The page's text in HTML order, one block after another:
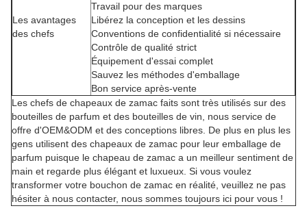
Les avantages
des chefs
Travail pour des marques
Libérez la conception et les dessins
Conventions de confidentialité si nécessaire
Contrôle de qualité strict
Équipement d'essai complet
Sauvez les méthodes d'emballage
Bon service après-vente
Les chefs de chapeaux de zamac faits sont très utilisés sur des
bouteilles de parfum et des bouteilles de vin, nous service de
offre d'OEM&ODM et des conceptions libres. De plus en plus les
gens utilisent des chapeaux de zamac pour leur emballage de
parfum puisque le chapeau de zamac a un meilleur sentiment de
main et regarde plus élégant et luxueux. Si vous voulez
transformer votre bouchon de zamac en réalité, veuillez ne pas
hésiter à nous contacter, nous sommes toujours ici pour vous !